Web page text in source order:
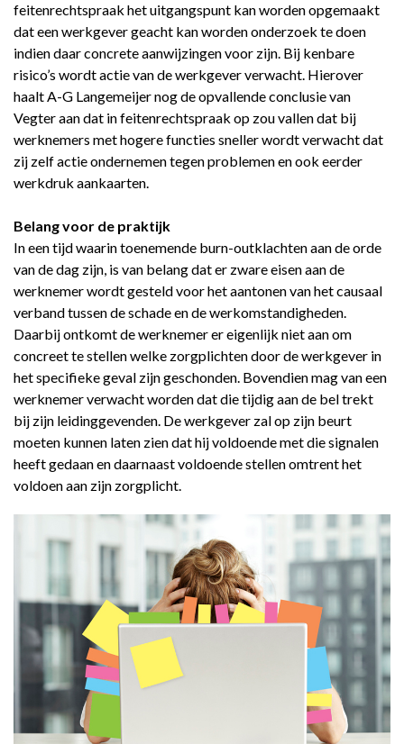
feitenrechtspraak het uitgangspunt kan worden opgemaakt
dat een werkgever geacht kan worden onderzoek te doen
indien daar concrete aanwijzingen voor zijn. Bij kenbare
risico’s wordt actie van de werkgever verwacht. Hierover
haalt A-G Langemeijer nog de opvallende conclusie van
Vegter aan dat in feitenrechtspraak op zou vallen dat bij
werknemers met hogere functies sneller wordt verwacht dat
zij zelf actie ondernemen tegen problemen en ook eerder
werkdruk aankaarten.
Belang voor de praktijk
In een tijd waarin toenemende burn-outklachten aan de orde
van de dag zijn, is van belang dat er zware eisen aan de
werknemer wordt gesteld voor het aantonen van het causaal
verband tussen de schade en de werkomstandigheden.
Daarbij ontkomt de werknemer er eigenlijk niet aan om
concreet te stellen welke zorgplichten door de werkgever in
het specifieke geval zijn geschonden. Bovendien mag van een
werknemer verwacht worden dat die tijdig aan de bel trekt
bij zijn leidinggevenden. De werkgever zal op zijn beurt
moeten kunnen laten zien dat hij voldoende met die signalen
heeft gedaan en daarnaast voldoende stellen omtrent het
voldoen aan zijn zorgplicht.